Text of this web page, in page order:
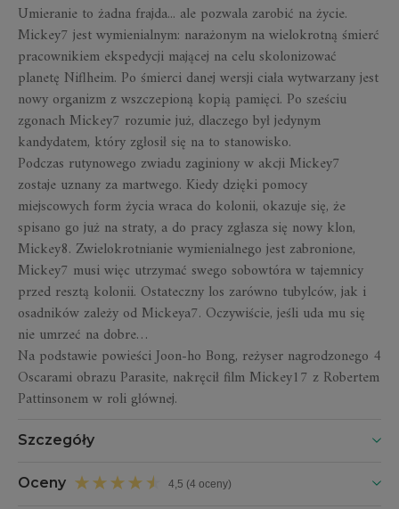
Umieranie to żadna frajda... ale pozwala zarobić na życie.
Mickey7 jest wymienialnym: narażonym na wielokrotną śmierć
pracownikiem ekspedycji mającej na celu skolonizować
planetę Niflheim. Po śmierci danej wersji ciała wytwarzany jest
nowy organizm z wszczepioną kopią pamięci. Po sześciu
zgonach Mickey7 rozumie już, dlaczego był jedynym
kandydatem, który zgłosił się na to stanowisko.
Podczas rutynowego zwiadu zaginiony w akcji Mickey7
zostaje uznany za martwego. Kiedy dzięki pomocy
miejscowych form życia wraca do kolonii, okazuje się, że
spisano go już na straty, a do pracy zgłasza się nowy klon,
Mickey8. Zwielokrotnianie wymienialnego jest zabronione,
Mickey7 musi więc utrzymać swego sobowtóra w tajemnicy
przed resztą kolonii. Ostateczny los zarówno tubylców, jak i
osadników zależy od Mickeya7. Oczywiście, jeśli uda mu się
nie umrzeć na dobre…
Na podstawie powieści Joon-ho Bong, reżyser nagrodzonego 4
Oscarami obrazu Parasite, nakręcił filmMickey17 z Robertem
Pattinsonem w roli głównej.
Szczegóły
Oceny 4,5 (4 oceny)